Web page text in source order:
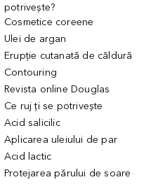
potrivește?
Cosmetice coreene
Ulei de argan
Erupție cutanată de căldură
Contouring
Revista online Douglas
Ce ruj ți se potrivește
Acid salicilic
Aplicarea uleiului de par
Acid lactic
Protejarea părului de soare